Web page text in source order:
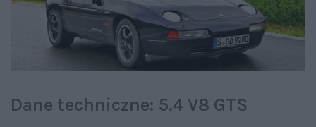
Dane techniczne: 5.4 V8 GTS